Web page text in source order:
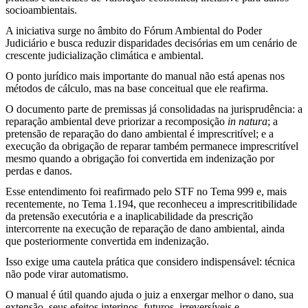
socioambientais.
A iniciativa surge no âmbito do Fórum Ambiental do Poder
Judiciário e busca reduzir disparidades decisórias em um cenário de
crescente judicialização climática e ambiental.
O ponto jurídico mais importante do manual não está apenas nos
métodos de cálculo, mas na base conceitual que ele reafirma.
O documento parte de premissas já consolidadas na jurisprudência: a
reparação ambiental deve priorizar a recomposição in natura; a
pretensão de reparação do dano ambiental é imprescritível; e a
execução da obrigação de reparar também permanece imprescritível
mesmo quando a obrigação foi convertida em indenização por
perdas e danos.
Esse entendimento foi reafirmado pelo STF no Tema 999 e, mais
recentemente, no Tema 1.194, que reconheceu a imprescritibilidade
da pretensão executória e a inaplicabilidade da prescrição
intercorrente na execução de reparação de dano ambiental, ainda
que posteriormente convertida em indenização.
Isso exige uma cautela prática que considero indispensável: técnica
não pode virar automatismo.
O manual é útil quando ajuda o juiz a enxergar melhor o dano, sua